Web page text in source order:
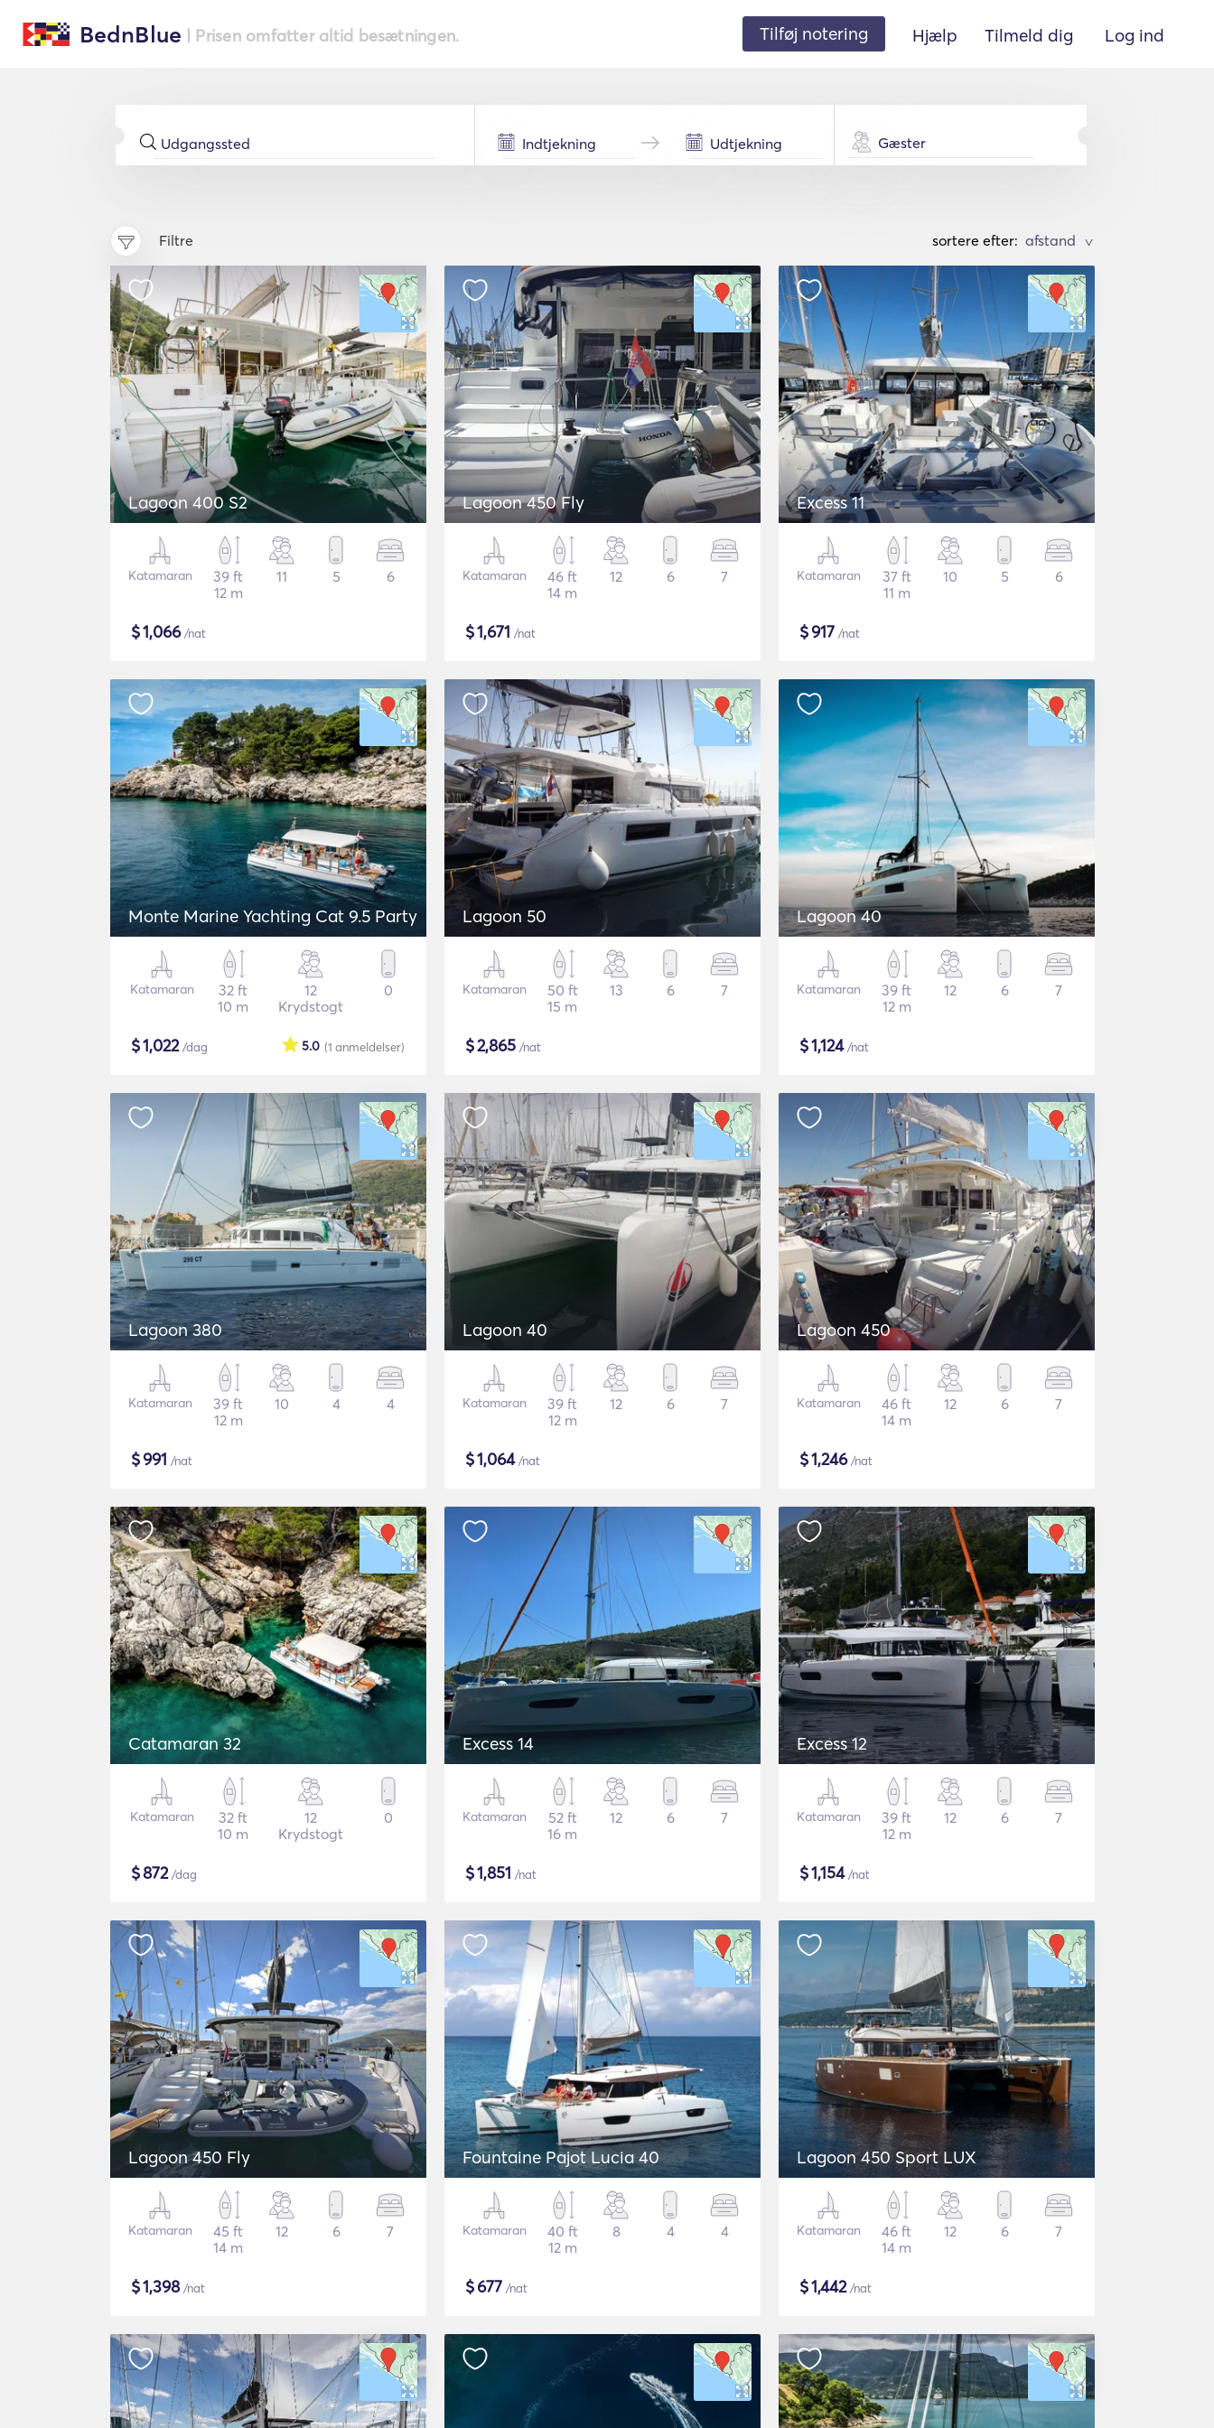
BednBlue | Prisen omfatter altid besætningen. Tilføj notering Hjælp Tilmeld dig Log ind
Gæster
Filtre sortere efter: >
Lagoon 400 S2
Katamaran
39 ft
12 m
11 5 6
$1,066/nat
Lagoon 450 Fly
Katamaran
46 ft
14 m
12 6 7
$1,671 /nat
Excess 11
Katamaran
37 ft
11 m
10 5 6
$917 /nat
Monte Marine Yachting Cat 9.5 Party
Katamaran
32 ft
10 m
12
Krydstogt
0
$1,022/dag (1 anmeldelser)
5.0
Lagoon 50
Katamaran
50 ft
15 m
13 6 7
$2,865 /nat
Lagoon 40
Katamaran
39 ft
12 m
12 6 7
$1,124/nat
Lagoon 380
Katamaran
39 ft
12 m
10 4 4
$991 /nat
Lagoon 40
Katamaran
39 ft
12 m
12 6 7
$1,064/nat
Lagoon 450
Katamaran
46 ft
14 m
12 6 7
$1,246/nat
Catamaran 32
Katamaran
32 ft
10 m
12
Krydstogt
0
$872/dag
Excess 14
Katamaran
52 ft
16 m
12 6 7
$1,851 /nat
Excess 12
Katamaran
39 ft
12 m
12 6 7
$1,154/nat
Lagoon 450 Fly
Katamaran
45 ft
14 m
12 6 7
$1,398/nat
Fountaine Pajot Lucia 40
Katamaran
40 ft
12 m
8 4 4
$677 /nat
Lagoon 450 Sport LUX
Katamaran
46 ft
14 m
12 6 7
$1,442/nat